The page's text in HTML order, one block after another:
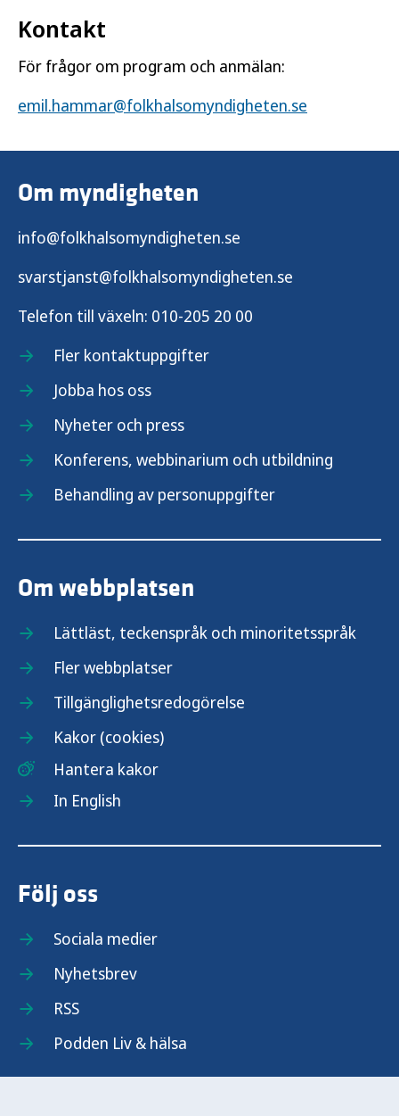
Kontakt
För frågor om program och anmälan:
emil.hammar@folkhalsomyndigheten.se
Om myndigheten
info@folkhalsomyndigheten.se
svarstjanst@folkhalsomyndigheten.se
Telefon till växeln: 010-205 20 00
Fler kontaktuppgifter
Jobba hos oss
Nyheter och press
Konferens, webbinarium och utbildning
Behandling av personuppgifter
Om webbplatsen
Lättläst, teckenspråk och minoritetsspråk
Fler webbplatser
Tillgänglighetsredogörelse
Kakor (cookies)
Hantera kakor
In English
Följ oss
Sociala medier
Nyhetsbrev
RSS
Podden Liv & hälsa